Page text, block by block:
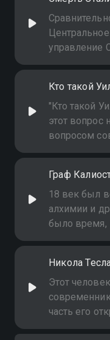
ним
самом деле
управление
свои
Среди
содержат
Сталина.
смертью
Кто такой
"Кто такой
этот
вопросом
мир
на
Профессор
известная
считает, что
прятались
известный
Бэкон и его
Рэтленд.
18 век был
алхимии и
было время,
пытались
сама наука
загадочна,
Этот
часть его
потомков, а